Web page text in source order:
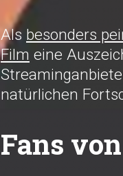
Als besonders
Film eine
natürlichen
Fans